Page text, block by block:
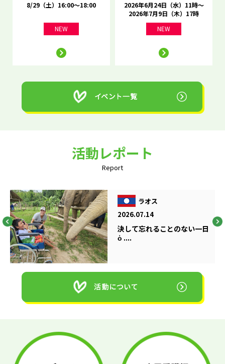
8/29（土）16:00～18:00
NEW
2026年6月24日（水）11時～
2026年7月9日（木）17時
NEW
活動レポート
Report
ラオス
2026.07.14
決して忘れることのない一日
ὁ ....